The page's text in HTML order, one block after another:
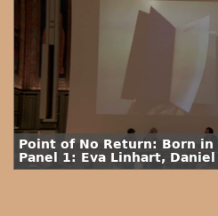
Point of No Return: Born in
Panel 1: Eva Linhart,
Markus Rautzenberg